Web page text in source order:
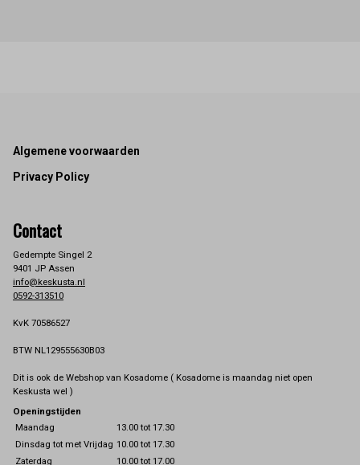
Footer
Algemene voorwaarden
Privacy Policy
Contact
Gedempte Singel 2
9401 JP Assen
info@keskusta.nl
0592-313510
KvK 70586527
BTW NL129555630B03
Dit is ook de Webshop van Kosadome ( Kosadome is maandag niet open
Keskusta wel )
Openingstijden
Maandag
13.00 tot 17.30
Dinsdag tot met Vrijdag 10.00 tot 17.30
Zaterdag
10.00 tot 17.00